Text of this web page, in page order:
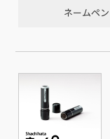
ネームペン